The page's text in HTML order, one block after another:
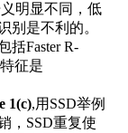
明显不同，低
别是不利的。
括Faster R-
征是
1(c),用SSD举例
，SSD重复使